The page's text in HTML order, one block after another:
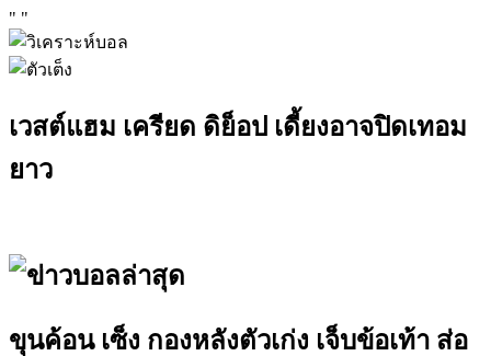
" "
เวสต์แฮม เครียด ดิย็อป เดี้ยงอาจปิดเทอม
ยาว
ขุนค้อน เซ็ง กองหลังตัวเก่ง เจ็บข้อเท้า ส่อ